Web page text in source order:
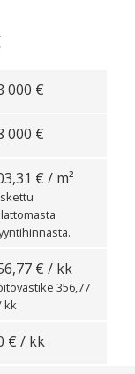
000 €
000 €
€ / m²
€ / kk
356,77
kk
€ / kk